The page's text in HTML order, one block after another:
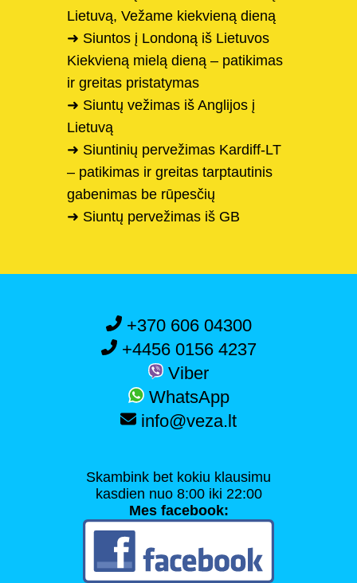
Lietuvą, Vežame kiekvieną dieną
➜ Siuntos į Londoną iš Lietuvos
Kiekvieną mielą dieną – patikimas
ir greitas pristatymas
➜ Siuntų vežimas iš Anglijos į
Lietuvą
➜ Siuntinių pervežimas Kardiff-LT
– patikimas ir greitas tarptautinis
gabenimas be rūpesčių
➜ Siuntų pervežimas iš GB
+370 606 04300
+4456 0156 4237
Viber
WhatsApp
info@veza.lt
Skambink bet kokiu klausimu
kasdien nuo 8:00 iki 22:00
Mes facebook: